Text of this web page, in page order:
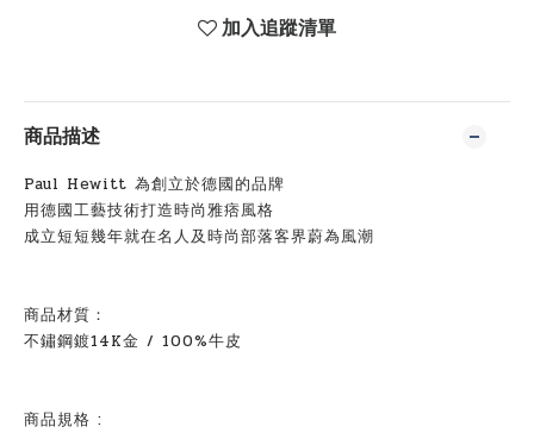
加入追蹤清單
商品描述
Paul Hewitt 為創立於德國的品牌
用德國工藝技術打造時尚雅痞風格
成立短短幾年就在名人及時尚部落客界蔚為風潮
商品材質：
不鏽鋼鍍14K金 / 100%牛皮
商品規格 :